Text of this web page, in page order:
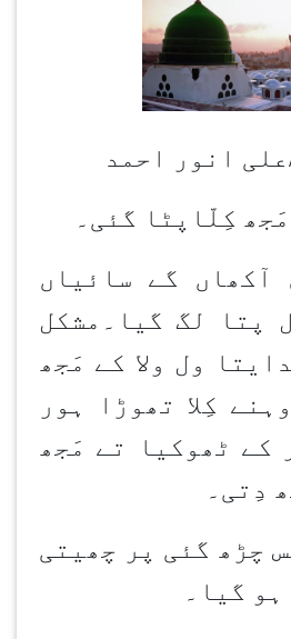
انور احمد
کِلّاپٹا گئی۔
آکھاں گے سائیاں
پتا لگ گیا۔مشکل
ول ولا کے مَجھ
کِلا تھوڑا ہور
کے ٹھوکیا تے مَجھ
دِتی۔
چڑھ گئی پر چھیتی
گیا۔